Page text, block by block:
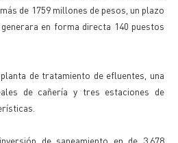
de 1759 millones de pesos, un plazo
en forma directa 140 puestos
de tratamiento de efluentes, una
de cañería y tres estaciones de
de saneamiento en de 3.678